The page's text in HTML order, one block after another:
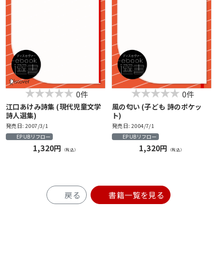
0件
江口あけみ詩集 (現代児童文学
詩人選集)
発売日: 2007/3/1
EPUBリフロー
1,320円 （税込）
0件
風の匂い (子ども 詩のポケッ
ト)
発売日: 2004/7/1
EPUBリフロー
1,320円 （税込）
戻る 書籍一覧を見る